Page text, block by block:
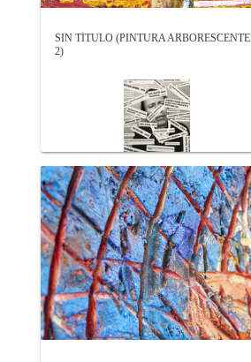
SIN TÍTULO (PINTURA ARBORESCENTE
2)